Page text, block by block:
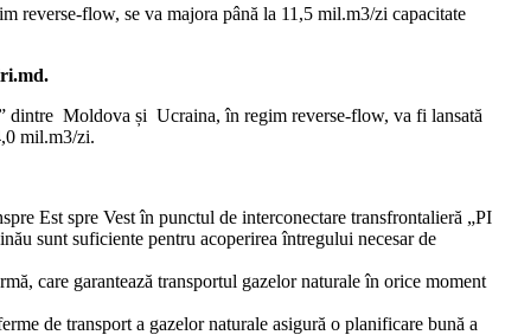
reverse-flow, se va majora până la 11,5 mil.m3/zi capacitate
dintre Moldova și Ucraina, în regim reverse-flow, va fi lansată
mil.m3/zi.
Est spre Vest în punctul de interconectare transfrontalieră „PI
sunt suficiente pentru acoperirea întregului necesar de
care garantează transportul gazelor naturale în orice moment
de transport a gazelor naturale asigură o planificare bună a